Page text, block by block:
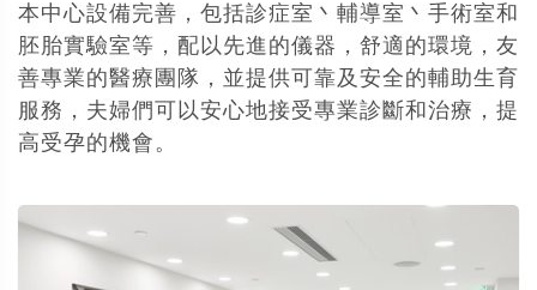
本中心設備完善，包括診症室丶輔導室丶手術室和
胚胎實驗室等，配以先進的儀器，舒適的環境，友
善專業的醫療團隊，並提供可靠及安全的輔助生育
服務，夫婦們可以安心地接受專業診斷和治療，提
高受孕的機會。